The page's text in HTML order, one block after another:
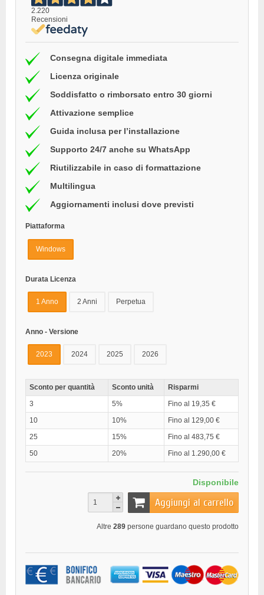
2.220
Recensioni
Consegna digitale immediata
Licenza originale
Soddisfatto o rimborsato entro 30 giorni
Attivazione semplice
Guida inclusa per l’installazione
Supporto 24/7 anche su WhatsApp
Riutilizzabile in caso di formattazione
Multilingua
Aggiornamenti inclusi dove previsti
Piattaforma
Windows
Durata Licenza
1 Anno 2 Anni Perpetua
Anno - Versione
2023 2024 2025 2026
Sconto per quantità Sconto unità
Risparmi
3
5%
Fino al 19,35 €
10
10%
Fino al 129,00 €
25
15%
Fino al 483,75 €
50
20% Fino al 1.290,00 €
Disponibile
Aggiungi al carrello
Altre 289 persone guardano questo prodotto